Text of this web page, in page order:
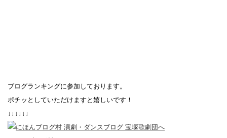
ブログランキングに参加しております。
ポチッとしていただけますと嬉しいです！
↓↓↓↓↓↓